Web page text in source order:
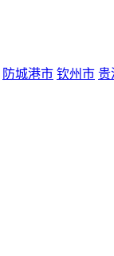
防城港市 钦州市 贵